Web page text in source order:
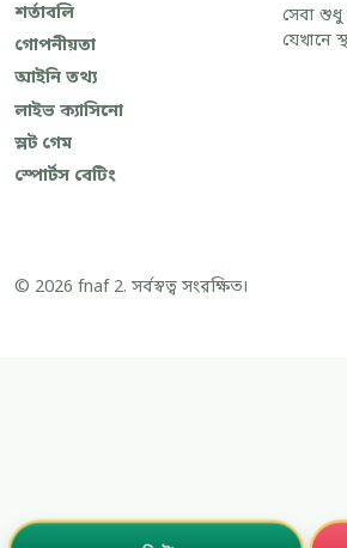
শর্তাবলি
গোপনীয়তা
আইনি তথ্য
লাইভ ক্যাসিনো
স্লট গেম
স্পোর্টস বেটিং
সেবা
যেখানে
© 2026 fnaf 2. সর্বস্বত্ব সংরক্ষিত।